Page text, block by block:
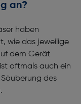
an?
haben
wie das jeweilige
dem Gerät
oftmals auch ein
des